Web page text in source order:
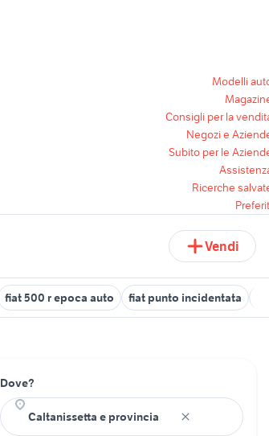
Modelli
Consigli per la
Negozi e
Subito per le
Ricerche
Vendi
fiat 500 r epoca auto fiat punto incidentata
Dove?